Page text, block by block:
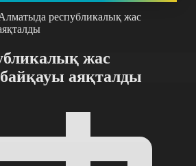
республикалық жас
жас
аяқталды